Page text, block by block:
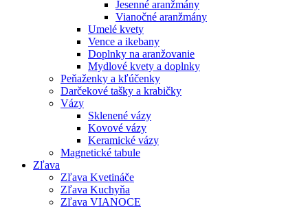
Jesenné aranžmány
Vianočné aranžmány
Umelé kvety
Vence a ikebany
Doplnky na aranžovanie
Mydlové kvety a doplnky
Peňaženky a kľúčenky
Darčekové tašky a krabičky
Vázy
Sklenené vázy
Kovové vázy
Keramické vázy
Magnetické tabule
Zľava
Zľava Kvetináče
Zľava Kuchyňa
Zľava VIANOCE